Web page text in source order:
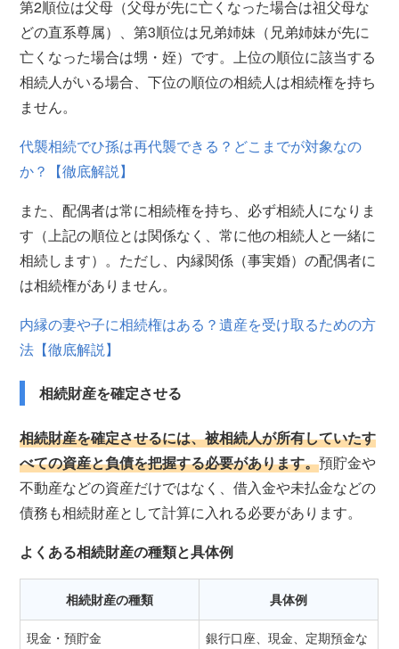
第2順位は父母（父母が先に亡くなった場合は祖父母な
どの直系尊属）、第3順位は兄弟姉妹（兄弟姉妹が先に
亡くなった場合は甥・姪）です。上位の順位に該当する
相続人がいる場合、下位の順位の相続人は相続権を持ち
ません。
代襲相続でひ孫は再代襲できる？どこまでが対象なの
か？【徹底解説】
また、配偶者は常に相続権を持ち、必ず相続人になりま
す（上記の順位とは関係なく、常に他の相続人と一緒に
相続します）。ただし、内縁関係（事実婚）の配偶者に
は相続権がありません。
内縁の妻や子に相続権はある？遺産を受け取るための方
法【徹底解説】
相続財産を確定させる
相続財産を確定させるには、被相続人が所有していたす
べての資産と負債を把握する必要があります。預貯金や
不動産などの資産だけではなく、借入金や未払金などの
債務も相続財産として計算に入れる必要があります。
よくある相続財産の種類と具体例
相続財産の種類 具体例
現金・預貯金
銀行口座、現金、定期預金な